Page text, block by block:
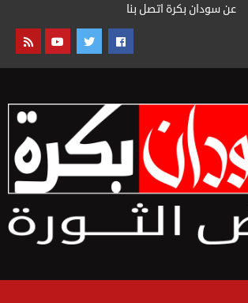
عن سودان بكرة اتصل بنا